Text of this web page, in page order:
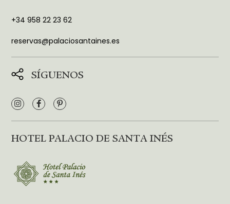
+34 958 22 23 62
reservas@palaciosantaines.es
SÍGUENOS
HOTEL PALACIO DE SANTA INÉS